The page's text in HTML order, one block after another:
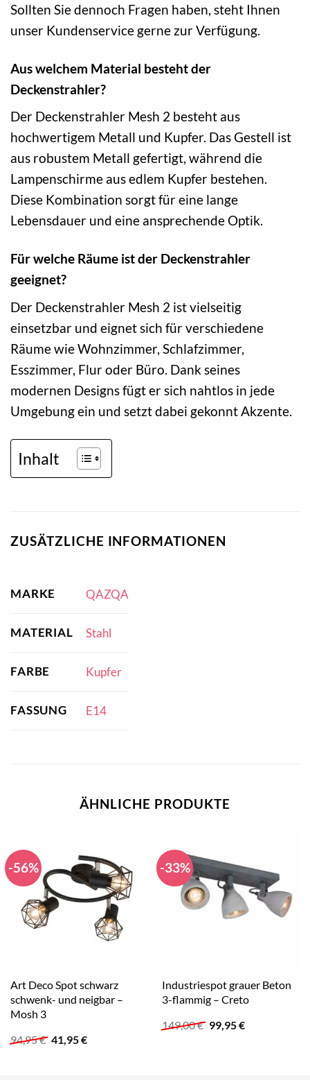
Sollten Sie dennoch Fragen haben, steht Ihnen
unser Kundenservice gerne zur Verfügung.
Aus welchem Material besteht der
Deckenstrahler?
Der Deckenstrahler Mesh 2 besteht aus
hochwertigem Metall und Kupfer. Das Gestell ist
aus robustem Metall gefertigt, während die
Lampenschirme aus edlem Kupfer bestehen.
Diese Kombination sorgt für eine lange
Lebensdauer und eine ansprechende Optik.
Für welche Räume ist der Deckenstrahler
geeignet?
Der Deckenstrahler Mesh 2 ist vielseitig
einsetzbar und eignet sich für verschiedene
Räume wie Wohnzimmer, Schlafzimmer,
Esszimmer, Flur oder Büro. Dank seines
modernen Designs fügt er sich nahtlos in jede
Umgebung ein und setzt dabei gekonnt Akzente.
Inhalt
ZUSÄTZLICHE INFORMATIONEN
MARKE QAZQA
MATERIAL Stahl
FARBE Kupfer
FASSUNG E14
ÄHNLICHE PRODUKTE
-56%
Art Deco Spot schwarz
schwenk- und neigbar –
Mosh 3
94,95€ Ursprünglicher
41,95€Aktueller
-33%
Industriespot grauer Beton
3-flammig – Creto
149,00€ Ursprünglicher
99,95€Aktueller